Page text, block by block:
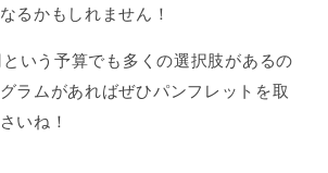
るかもしれません！
いう予算でも多くの選択肢があるの
ラムがあればぜひパンフレットを取
いね！